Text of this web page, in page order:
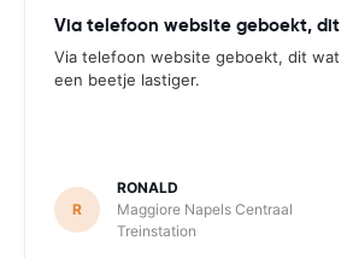
Via telefoon website geboekt, dit
Via telefoon website geboekt, dit wat
een beetje lastiger.
R
RONALD
Maggiore Napels Centraal
Treinstation